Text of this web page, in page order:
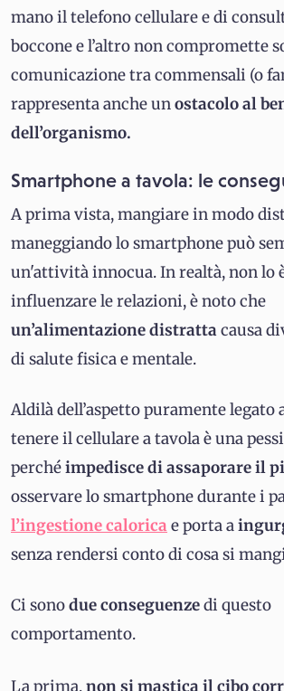
mano il telefono cellulare e di
boccone e l’altro non compromette
comunicazione tra commensali (o
rappresenta anche unostacolo al
dell’organismo.
Smartphone a tavola: le
A prima vista, mangiare in modo
maneggiando lo smartphone può
un'attività innocua. In realtà, non lo
influenzare le relazioni, è noto che
un’alimentazione distrattacausa
di salute fisica e mentale.
Aldilà dell’aspetto puramente legato
tenere il cellulare a tavola è una
perchéimpedisce di assaporare il
osservare lo smartphone durante i
l’ingestione calorica e porta a
senza rendersi conto di cosa si
Ci sonodue conseguenzedi questo
comportamento.
La prima,non si mastica il cibo